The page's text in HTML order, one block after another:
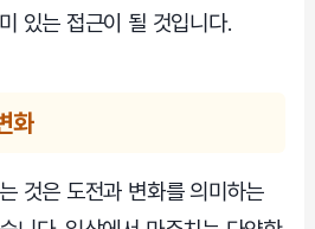
있는 접근이 될 것입니다.
화
것은 도전과 변화를 의미하는